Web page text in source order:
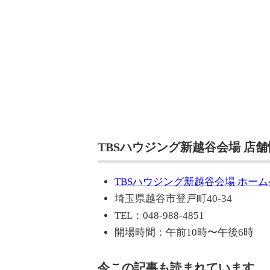
TBSハウジング新越谷会場 店舗
TBSハウジング新越谷会場 ホー
埼玉県越谷市登戸町40-34
TEL：048-988-4851
開場時間：午前10時〜午後6時